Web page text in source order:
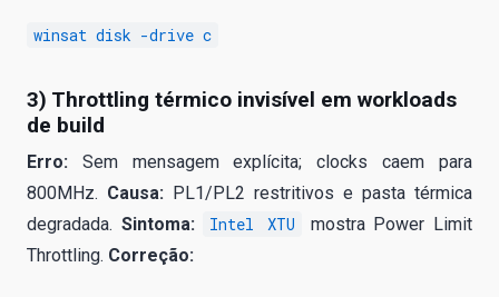
winsat disk -drive c
3) Throttling térmico invisível em workloads
de build
Erro: Sem mensagem explícita; clocks caem para
800MHz. Causa: PL1/PL2 restritivos e pasta térmica
degradada. Sintoma: Intel XTU
mostra Power Limit
Throttling. Correção: